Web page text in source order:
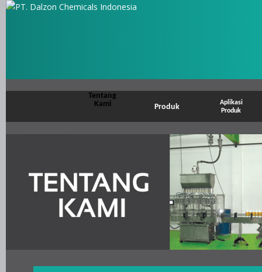
Tentang
Kami
Produk
Aplikasi
Produk